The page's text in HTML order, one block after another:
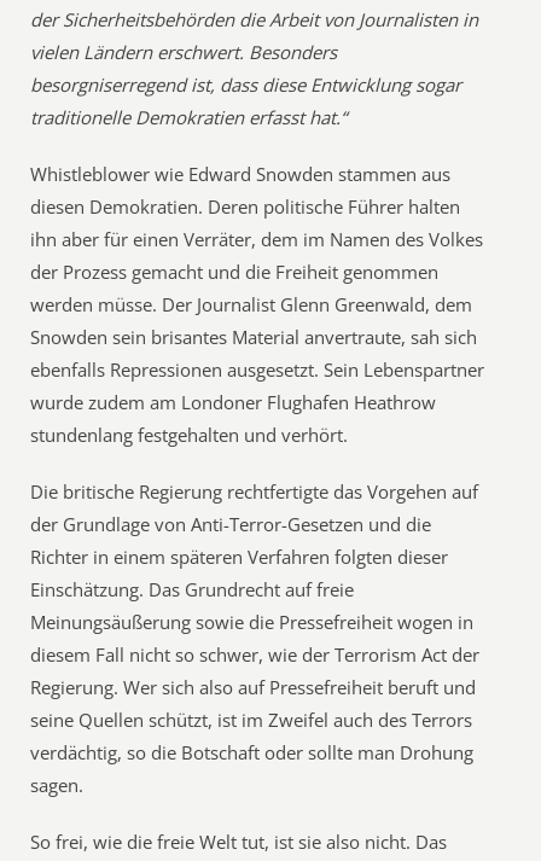
der Sicherheitsbehörden die Arbeit von Journalisten in
vielen Ländern erschwert. Besonders
besorgniserregend ist, dass diese Entwicklung sogar
traditionelle Demokratien erfasst hat.“
Whistleblower wie Edward Snowden stammen aus
diesen Demokratien. Deren politische Führer halten
ihn aber für einen Verräter, dem im Namen des Volkes
der Prozess gemacht und die Freiheit genommen
werden müsse. Der Journalist Glenn Greenwald, dem
Snowden sein brisantes Material anvertraute, sah sich
ebenfalls Repressionen ausgesetzt. Sein Lebenspartner
wurde zudem am Londoner Flughafen Heathrow
stundenlang festgehalten und verhört.
Die britische Regierung rechtfertigte das Vorgehen auf
der Grundlage von Anti-Terror-Gesetzen und die
Richter in einem späteren Verfahren folgten dieser
Einschätzung. Das Grundrecht auf freie
Meinungsäußerung sowie die Pressefreiheit wogen in
diesem Fall nicht so schwer, wie der Terrorism Act der
Regierung. Wer sich also auf Pressefreiheit beruft und
seine Quellen schützt, ist im Zweifel auch des Terrors
verdächtig, so die Botschaft oder sollte man Drohung
sagen.
So frei, wie die freie Welt tut, ist sie also nicht. Das